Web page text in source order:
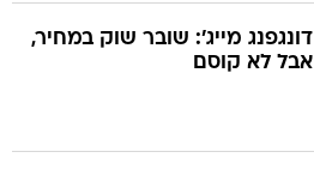
דונגפנג מייג': שובר שוק במחיר,
אבל לא קוסם